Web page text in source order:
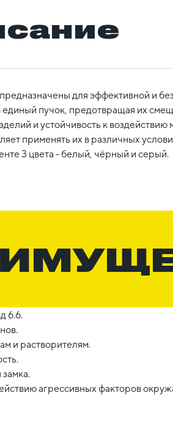
для эффективной и
единый пучок, предотвращая их
и устойчивость к воздействию
применять их в различных
3 цвета - белый, чёрный и серый.
6.6.
и растворителям.
агрессивных факторов